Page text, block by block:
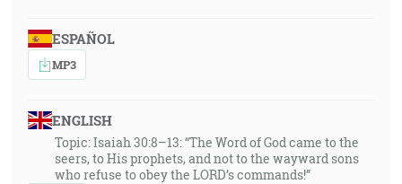
ESPAÑOL
MP3
ENGLISH
Topic: Isaiah 30:8–13: “The Word of God came to the
seers, to His prophets, and not to the wayward sons
who refuse to obey the LORD’s commands!”